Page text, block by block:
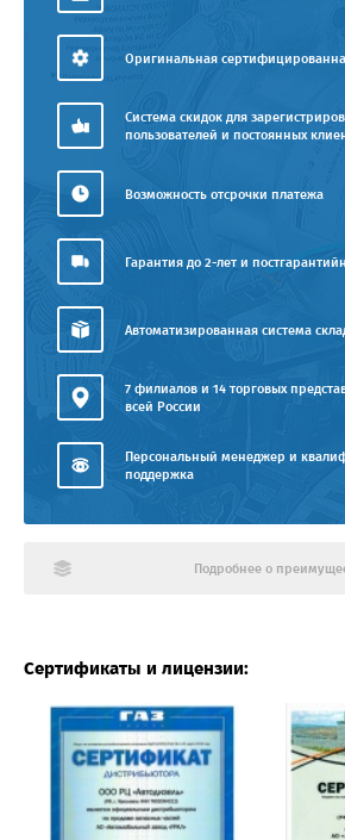
Оригинальная
Система скидок для
пользователей и постоянных
Возможность отсрочки платежа
Гарантия до 2-лет и
Автоматизированная система
7 филиалов и 14 торговых
всей России
Персональный менеджер и
поддержка
Подробнее о
Сертификаты и лицензии: